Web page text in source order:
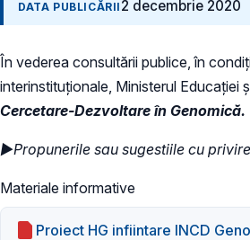
DATA PUBLICĂRII 2 decembrie 2020
În vederea consultării publice, în
interinstituționale, Ministerul Educaţiei
Cercetare-Dezvoltare în Genomică.
►Propunerile sau sugestiile cu
Materiale informative
Proiect HG infiintare INCD